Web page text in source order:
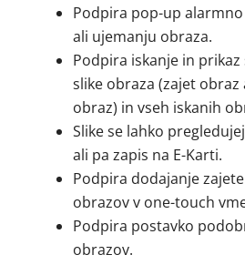
Podpira pop-up
ali ujemanju obraza.
Podpira iskanje in
slike obraza (zajet obraz
obraz) in vseh iskanih
Slike se lahko
ali pa zapis na E-Karti.
Podpira dodajanje
obrazov v one-touch
Podpira postavko
obrazov.